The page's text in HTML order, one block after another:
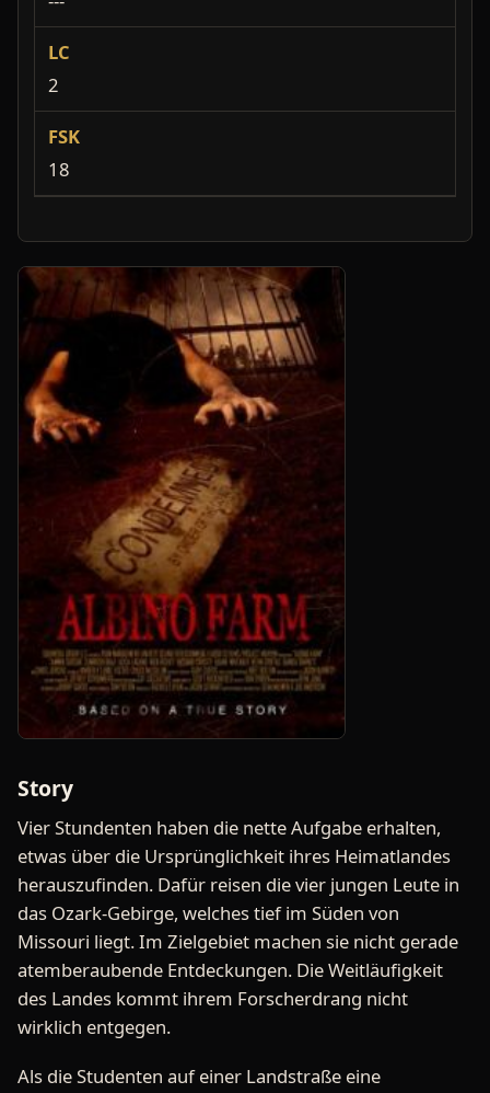
LC
2
FSK
18
Story
Vier Stundenten haben die nette Aufgabe erhalten,
etwas über die Ursprünglichkeit ihres Heimatlandes
herauszufinden. Dafür reisen die vier jungen Leute in
das Ozark-Gebirge, welches tief im Süden von
Missouri liegt. Im Zielgebiet machen sie nicht gerade
atemberaubende Entdeckungen. Die Weitläufigkeit
des Landes kommt ihrem Forscherdrang nicht
wirklich entgegen.
Als die Studenten auf einer Landstraße eine